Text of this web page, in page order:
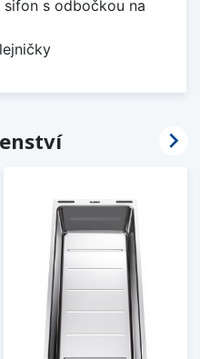
s odbočkou na
